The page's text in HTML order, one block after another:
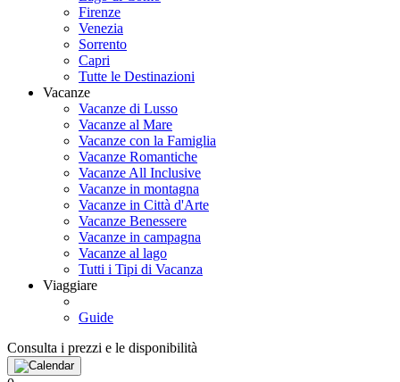
Firenze
Venezia
Sorrento
Capri
Tutte le Destinazioni
Vacanze
Vacanze di Lusso
Vacanze al Mare
Vacanze con la Famiglia
Vacanze Romantiche
Vacanze All Inclusive
Vacanze in montagna
Vacanze in Città d'Arte
Vacanze Benessere
Vacanze in campagna
Vacanze al lago
Tutti i Tipi di Vacanza
Viaggiare
Guide
Consulta i prezzi e le disponibilità